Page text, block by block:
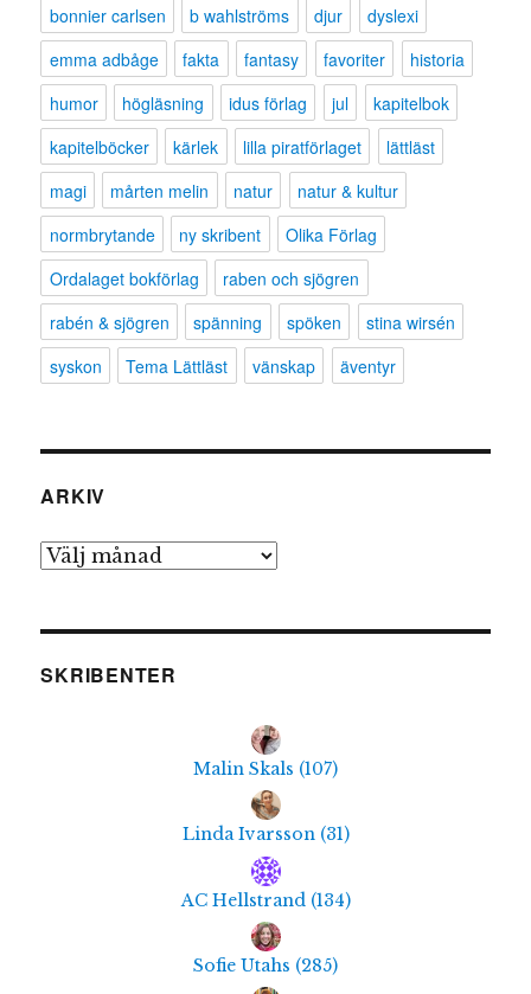
bonnier carlsen
b wahlströms djur
dyslexi
emma adbåge
fakta fantasy favoriter
historia
humor
högläsning idus förlag jul
kapitelbok
kapitelböcker
kärlek lilla piratförlaget
lättläst
magi
mårten melin natur
natur & kultur
normbrytande
ny skribent
Olika Förlag
Ordalaget bokförlag
raben och sjögren
rabén & sjögren
spänning spöken
stina wirsén
syskon
Tema Lättläst vänskap äventyr
ARKIV
Arkiv
SKRIBENTER
Malin Skals (107)
Linda Ivarsson (31)
AC Hellstrand (134)
Sofie Utahs (285)